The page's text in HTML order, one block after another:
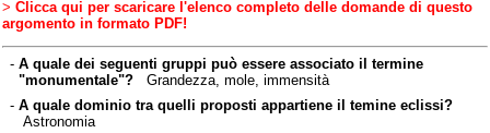
> Clicca qui per scaricare l'elenco completo delle domande di questo
argomento in formato PDF!
- A quale dei seguenti gruppi può essere associato il termine
"monumentale"?Grandezza, mole, immensità
- A quale dominio tra quelli proposti appartiene il temine eclissi?
Astronomia